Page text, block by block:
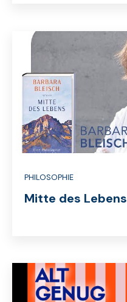
PHILOSOPHIE
Mitte des Lebens